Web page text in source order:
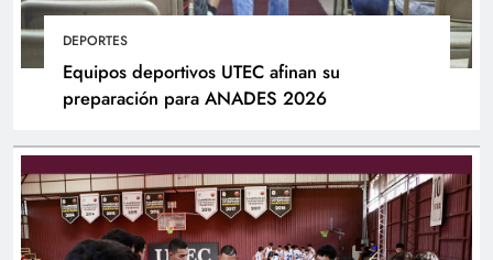
DEPORTES
Equipos deportivos UTEC afinan su
preparación para ANADES 2026